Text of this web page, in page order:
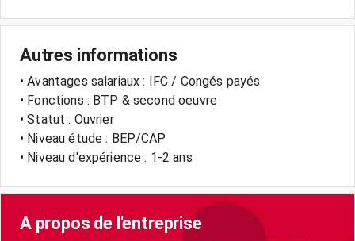
Autres informations
• Avantages salariaux : IFC / Congés payés
• Fonctions : BTP & second oeuvre
• Statut : Ouvrier
• Niveau étude : BEP/CAP
• Niveau d'expérience : 1-2 ans
A propos de l'entreprise